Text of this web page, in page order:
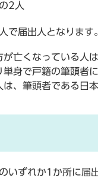
2人
で届出人となります。
亡くなっている人
身で戸籍の筆頭者
、筆頭者である日
いずれか1か所に届